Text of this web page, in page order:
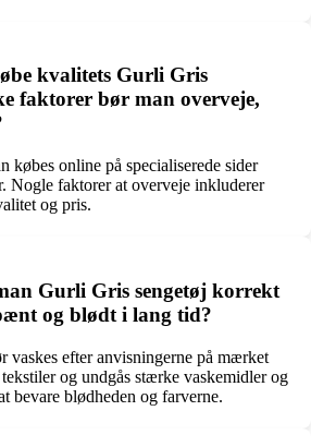
kvalitets Gurli Gris
faktorer bør man overveje,
købes online på specialiserede sider
Nogle faktorer at overveje inkluderer
og pris.
Gurli Gris sengetøj korrekt
og blødt i lang tid?
vaskes efter anvisningerne på mærket
og undgås stærke vaskemidler og
bevare blødheden og farverne.